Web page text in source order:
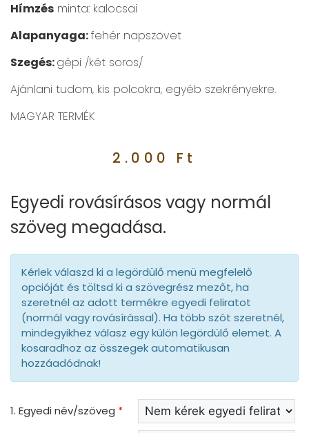
Hímzés minta: kalocsai
Alapanyaga:fehér napszövet
Szegés:gépi /két soros/
Ajánlani tudom, kis polcokra, egyéb szekrényekre.
MAGYAR TERMÉK
2.000 Ft
Egyedi rovásírásos vagy normál
szöveg megadása.
Kérlek válaszd ki a legördülő menü megfelelő
opcióját és töltsd ki a szövegrész mezőt, ha
szeretnél az adott termékre egyedi feliratot
(normál vagy rovásírással). Ha több szót szeretnél,
mindegyikhez válasz egy külön legördülő elemet. A
kosaradhoz az összegek automatikusan
hozzáadódnak!
1. Egyedi név/szöveg *